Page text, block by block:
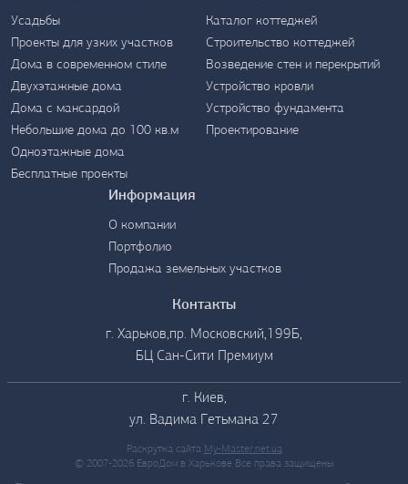
Контакты
Усадьбы
Проекты для узких участков
Дома в современном стиле
Двухэтажные дома
Дома с мансардой
Небольшие дома до 100 кв.м
Одноэтажные дома
Бесплатные проекты
Каталог коттеджей
Строительство коттеджей
Возведение стен и перекрытий
Устройство кровли
Устройство фундамента
Проектирование
Информация
О компании
Портфолио
Продажа земельных участков
Контакты
г. Харьков,пр. Московский,199Б,
БЦ Сан-Сити Премиум
г. Киев,
ул. Вадима Гетьмана 27
Раскрутка сайта My-Master.net.ua
© 2007-2026 ЕвроДом в Харькове Все права защищены